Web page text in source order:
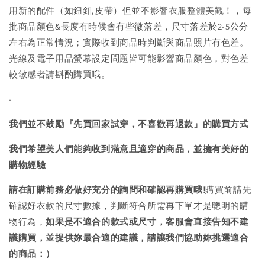
用新的配件（如鈕釦,皮帶）但並不影響衣服整體美觀！，每
批商品顏色&長度有時候會有些微落差，尺寸落差於2-5公分
左右為正常情況；實際收到商品時判斷與商品照片有色差。
光線及電子用品螢幕設定問題皆可能影響商品顏色，對色差
較敏感者請斟酌購買哦。
-
我們並不鼓勵『先買回家試穿，不喜歡再退款』的購買方式
我們希望美人們能夠收到滿意且適穿的商品，並擁有美好的
購物經驗
請在訂購前務必做好充分的詢問和確認再購買哦!購買前請先
確認好衣款的尺寸數據，判斷符合所需再下單才是聰明的購
物行為，如果是不適合的款式或尺寸，客服會直接告知不建
議購買，並提供妳最合適的建議，請讓我們協助妳挑選適合
的商品：）